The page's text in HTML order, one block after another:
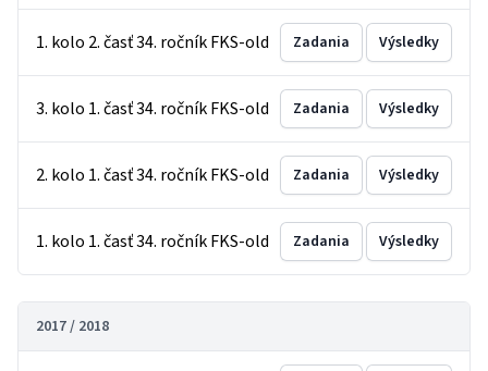
1. kolo 2. časť 34. ročník FKS-old Zadania Výsledky
3. kolo 1. časť 34. ročník FKS-old Zadania Výsledky
2. kolo 1. časť 34. ročník FKS-old Zadania Výsledky
1. kolo 1. časť 34. ročník FKS-old Zadania Výsledky
2017 / 2018